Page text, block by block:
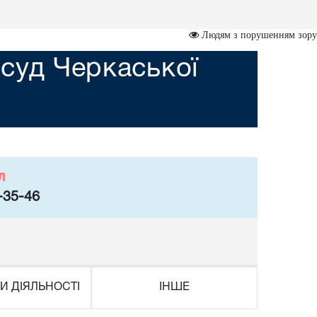
Людям з порушенням зору
Черкаської
35-46
ДІЯЛЬНОСТІ ІНШЕ